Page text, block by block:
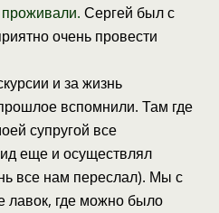
Сергей был с
очень провести
и за жизнь
вспомнили. Там где
супругой все
еще и осуществлял
все нам переслал). Мы с
лавок, где можно было